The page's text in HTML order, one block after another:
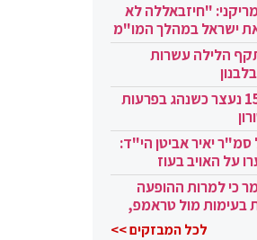
"חיזבאללה לא
ישראל במהלך המו"מ
הלילה עשרות
נער בן 15 נעצר כשנהג בפרעות
יאיר אביטן הי"ד:
על האויב בעוז
כי למרות ההופעה
בעימות מול טראמפ,
לכל המבזקים >>